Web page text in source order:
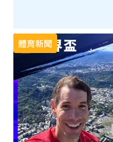
體育新聞